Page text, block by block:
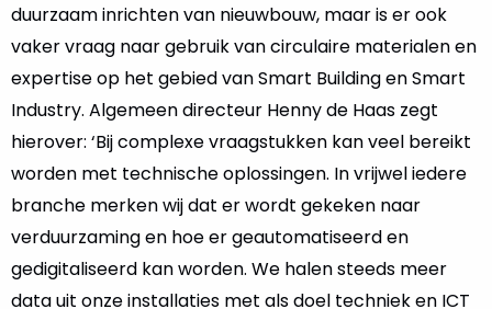
duurzaam inrichten van nieuwbouw, maar is er ook
vaker vraag naar gebruik van circulaire materialen en
expertise op het gebied van Smart Building en Smart
Industry. Algemeen directeur Henny de Haas zegt
hierover: ‘Bij complexe vraagstukken kan veel bereikt
worden met technische oplossingen. In vrijwel iedere
branche merken wij dat er wordt gekeken naar
verduurzaming en hoe er geautomatiseerd en
gedigitaliseerd kan worden. We halen steeds meer
data uit onze installaties met als doel techniek en ICT